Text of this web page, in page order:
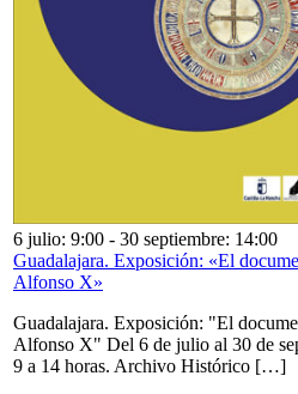
6 julio: 9:00 - 30 septiembre: 14:00
Guadalajara. Exposición: «El
Alfonso X»
Guadalajara. Exposición: "El
Alfonso X" Del 6 de julio al 30 de
9 a 14 horas. Archivo Histórico […]